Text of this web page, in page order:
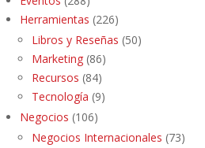
Herramientas (226)
Libros y Reseñas (50)
Marketing (86)
Recursos (84)
Tecnología (9)
Negocios (106)
Negocios Internacionales (73)